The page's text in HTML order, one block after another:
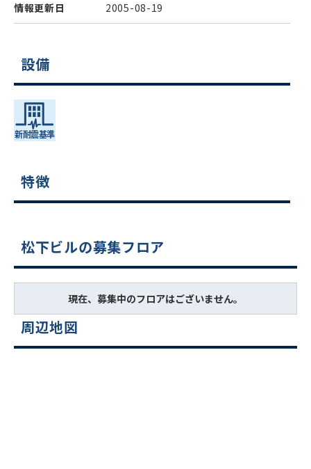
情報更新日 2005-08-19
設備
特徴
松下ビルの募集フロア
現在、募集中のフロアはございません。
周辺地図